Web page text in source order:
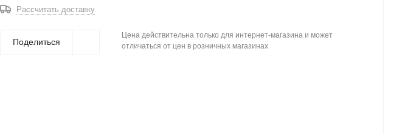
Рассчитать доставку
Поделиться
Цена действительна только для интернет-магазина и может
отличаться от цен в розничных магазинах